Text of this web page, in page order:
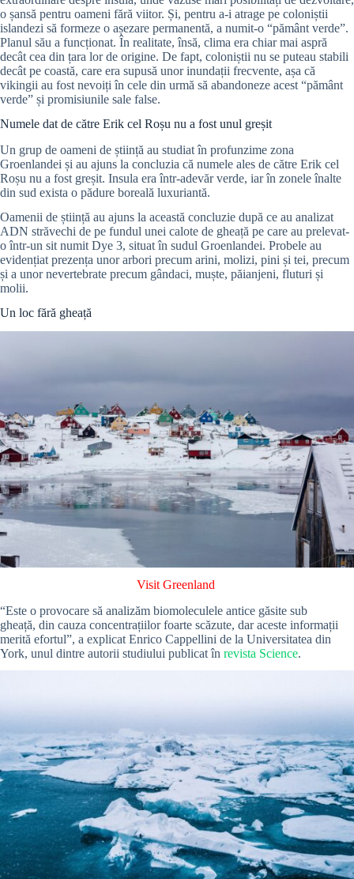
o șansă pentru oameni fără viitor. Și, pentru a-i atrage pe coloniștii
islandezi să formeze o așezare permanentă, a numit-o “pământ verde”.
Planul său a funcționat. În realitate, însă, clima era chiar mai aspră
decât cea din țara lor de origine. De fapt, coloniștii nu se puteau stabili
decât pe coastă, care era supusă unor inundații frecvente, așa că
vikingii au fost nevoiți în cele din urmă să abandoneze acest “pământ
verde” și promisiunile sale false.
Numele dat de către Erik cel Roșu nu a fost unul greșit
Un grup de oameni de știință au studiat în profunzime zona
Groenlandei și au ajuns la concluzia că numele ales de către Erik cel
Roșu nu a fost greșit. Insula era într-adevăr verde, iar în zonele înalte
din sud exista o pădure boreală luxuriantă.
Oamenii de știință au ajuns la această concluzie după ce au analizat
ADN străvechi de pe fundul unei calote de gheață pe care au prelevat-
o într-un sit numit Dye 3, situat în sudul Groenlandei. Probele au
evidențiat prezența unor arbori precum arini, molizi, pini și tei, precum
și a unor nevertebrate precum gândaci, muște, păianjeni, fluturi și
molii.
Un loc fără gheață
Visit Greenland
“Este o provocare să analizăm biomoleculele antice găsite sub
gheață, din cauza concentrațiilor foarte scăzute, dar aceste informații
merită efortul”, a explicat Enrico Cappellini de la Universitatea din
York, unul dintre autorii studiului publicat în revista Science.